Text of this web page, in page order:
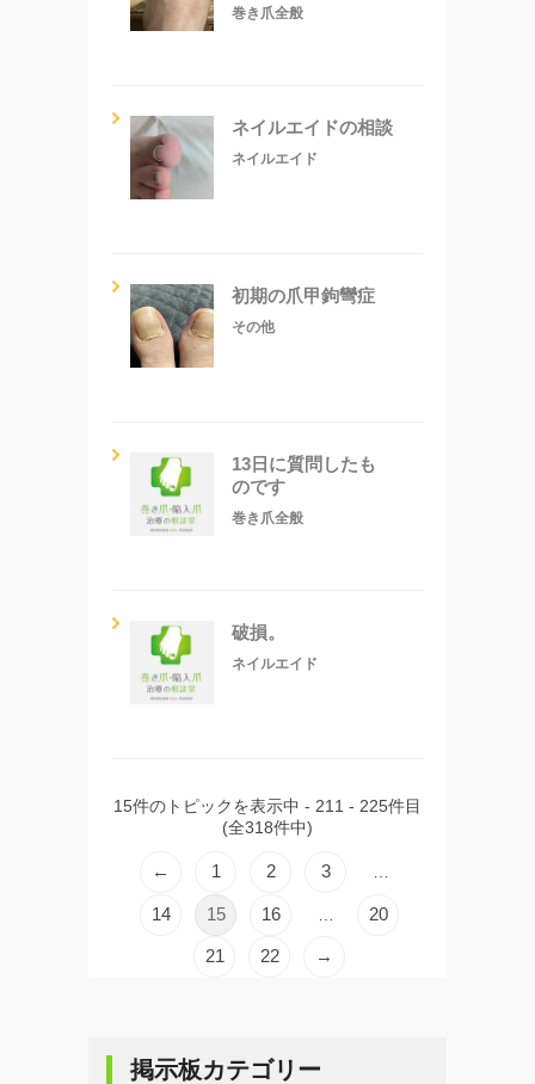
巻き爪全般
ネイルエイドの相談
ネイルエイド
初期の爪甲鉤彎症
その他
13日に質問したも
のです
巻き爪全般
破損。
ネイルエイド
15件のトピックを表示中 - 211 - 225件目
(全318件中)
← 1 2 3
14 15 16 20
21 22 →
掲示板カテゴリー